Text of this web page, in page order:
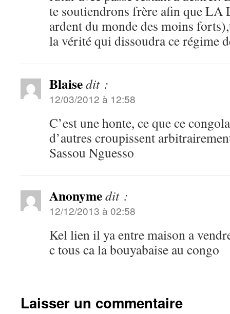
te soutiendrons frère afin que
ardent du monde des moins
la vérité qui dissoudra ce régime
Blaisedit :
12/03/2012 à 12:58
C’est une honte, ce que ce
d’autres croupissent
Sassou Nguesso
Anonymedit :
12/12/2013 à 02:58
Kel lien il ya entre maison a
c tous ca la bouyabaise au congo
Laisser un commentaire